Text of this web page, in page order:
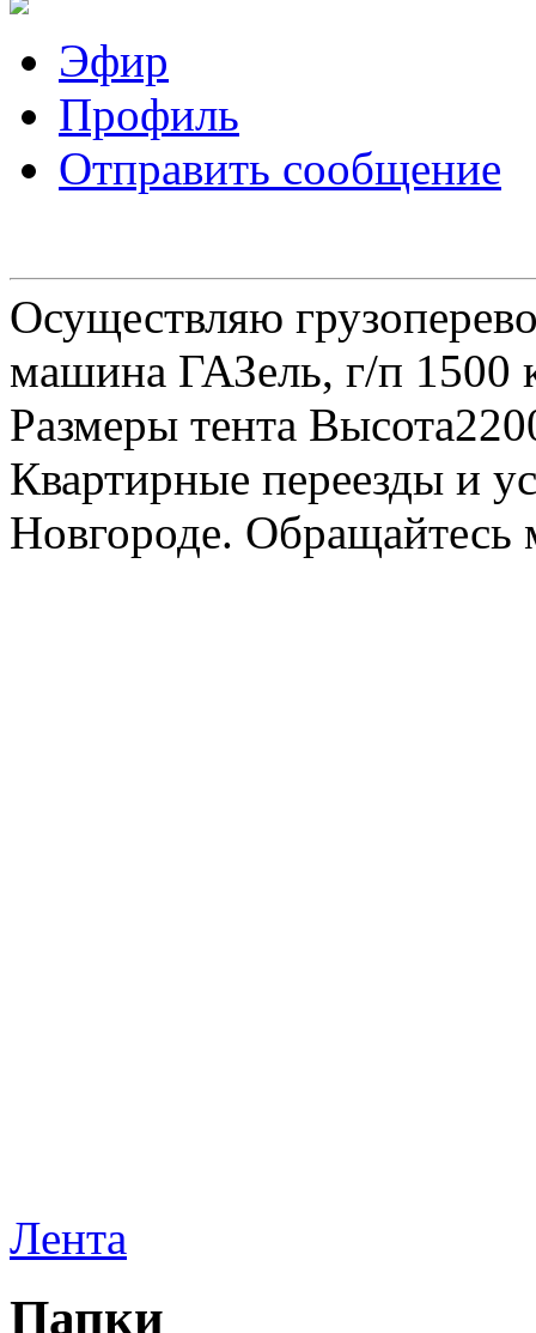
Эфир
Профиль
Отправить сообщение
Осуществляю
машина ГАЗель, г/п 1500
Размеры тента
Квартирные переезды и
Новгороде.
Лента
Папки